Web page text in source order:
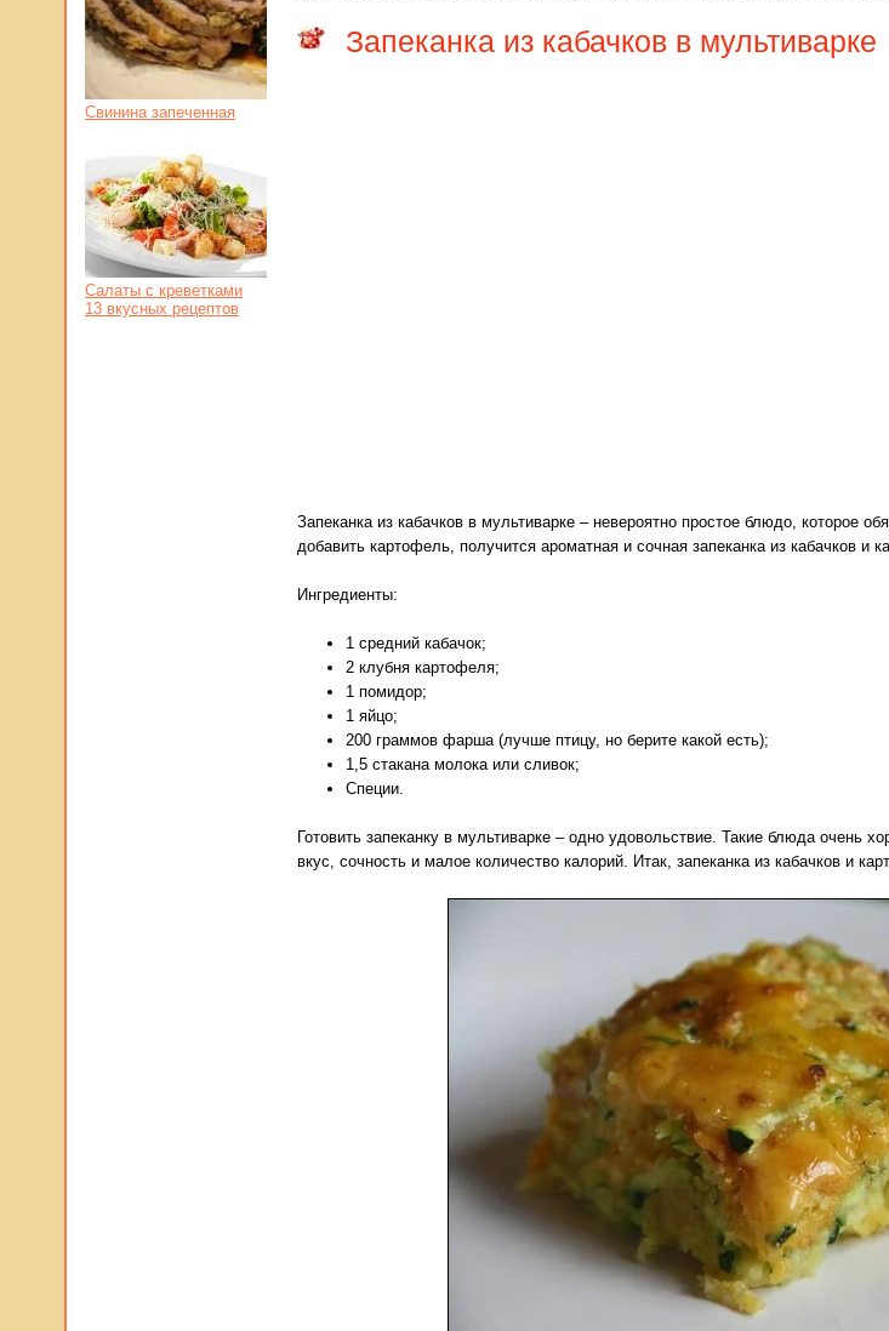
Запеканка из кабачков в мультиварке
Запеканка из кабачков в мультиварке – невероятно простое блюдо, которое
добавить картофель, получится ароматная и сочная запеканка из кабачков и
Ингредиенты:
1 средний кабачок;
2 клубня картофеля;
1 помидор;
1 яйцо;
200 граммов фарша (лучше птицу, но берите какой есть);
1,5 стакана молока или сливок;
Специи.
Готовить запеканку в мультиварке – одно удовольствие. Такие блюда очень
вкус, сочность и малое количество калорий. Итак, запеканка из кабачков и
Свинина запеченная
Салаты с креветками
13 вкусных рецептов